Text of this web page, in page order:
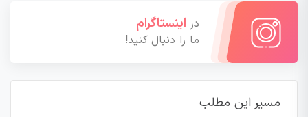
در اینستاگرام
ما را دنبال کنید!
مسیر این مطلب